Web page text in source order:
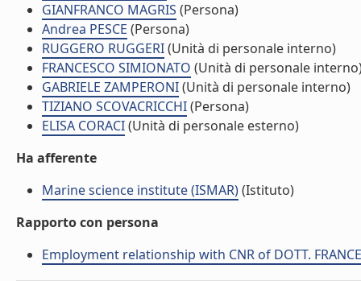
GIANFRANCO MAGRIS (Persona)
Andrea PESCE (Persona)
RUGGERO RUGGERI(Unità di personale interno)
FRANCESCO SIMIONATO (Unità di personale
GABRIELE ZAMPERONI(Unità di personale interno)
TIZIANO SCOVACRICCHI(Persona)
ELISA CORACI(Unità di personale esterno)
Ha afferente
Marine science institute (ISMAR)(Istituto)
Rapporto con persona
Employment relationship with CNR of DOTT.